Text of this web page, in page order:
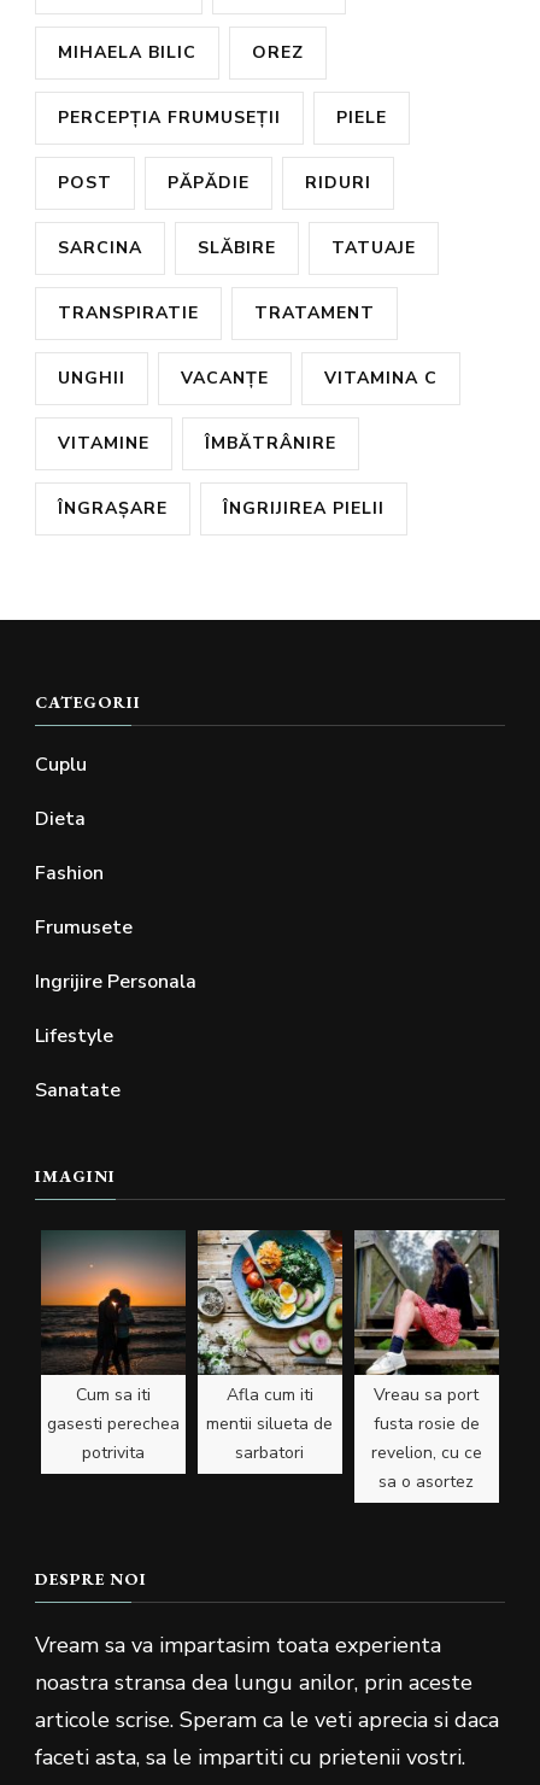
MIHAELA BILIC OREZ
PERCEPȚIA FRUMUSEȚII PIELE
POST PĂPĂDIE RIDURI
SARCINA SLĂBIRE TATUAJE
TRANSPIRATIE TRATAMENT
UNGHII VACANȚE VITAMINA C
VITAMINE ÎMBĂTRÂNIRE
ÎNGRAȘARE ÎNGRIJIREA PIELII
CATEGORII
Cuplu
Dieta
Fashion
Frumusete
Ingrijire Personala
Lifestyle
Sanatate
IMAGINI
Cum sa iti
gasesti perechea
potrivita
Afla cum iti
mentii silueta de
sarbatori
Vreau sa port
fusta rosie de
revelion, cu ce
sa o asortez
DESPRE NOI
Vream sa va impartasim toata experienta
noastra stransa dea lungu anilor, prin aceste
articole scrise. Speram ca le veti aprecia si daca
faceti asta, sa le impartiti cu prietenii vostri.